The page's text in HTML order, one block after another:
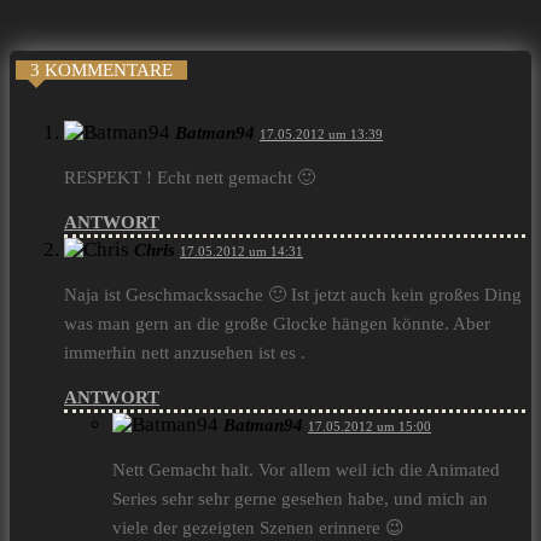
3 KOMMENTARE
Batman94 17.05.2012 um 13:39
RESPEKT ! Echt nett gemacht 🙂
ANTWORT
Chris 17.05.2012 um 14:31
Naja ist Geschmackssache 🙂 Ist jetzt auch kein großes Ding
was man gern an die große Glocke hängen könnte. Aber
immerhin nett anzusehen ist es .
ANTWORT
Batman94 17.05.2012 um 15:00
Nett Gemacht halt. Vor allem weil ich die Animated
Series sehr sehr gerne gesehen habe, und mich an
viele der gezeigten Szenen erinnere 😉